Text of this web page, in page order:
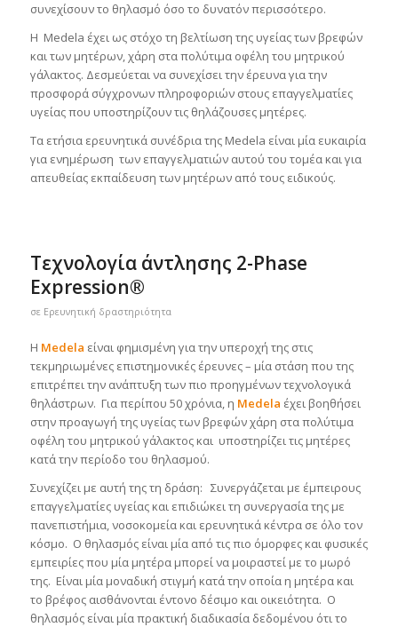
συνεχίσουν το θηλασμό όσο το δυνατόν περισσότερο.
Η Medela έχει ως στόχο τη βελτίωση της υγείας των βρεφών
και των μητέρων, χάρη στα πολύτιμα οφέλη του μητρικού
γάλακτος. Δεσμεύεται να συνεχίσει την έρευνα για την
προσφορά σύγχρονων πληροφοριών στους επαγγελματίες
υγείας που υποστηρίζουν τις θηλάζουσες μητέρες.
Τα ετήσια ερευνητικά συνέδρια της Medela είναι μία ευκαιρία
για ενημέρωση των επαγγελματιών αυτού του τομέα και για
απευθείας εκπαίδευση των μητέρων από τους ειδικούς.
Τεχνολογία άντλησης 2-Phase
Expression®
σε Ερευνητική δραστηριότητα
Η Medela είναι φημισμένη για την υπεροχή της στις
τεκμηριωμένες επιστημονικές έρευνες – μία στάση που της
επιτρέπει την ανάπτυξη των πιο προηγμένων τεχνολογικά
θηλάστρων. Για περίπου 50 χρόνια, η Medela έχει βοηθήσει
στην προαγωγή της υγείας των βρεφών χάρη στα πολύτιμα
οφέλη του μητρικού γάλακτος και υποστηρίζει τις μητέρες
κατά την περίοδο του θηλασμού.
Συνεχίζει με αυτή της τη δράση: Συνεργάζεται με έμπειρους
επαγγελματίες υγείας και επιδιώκει τη συνεργασία της με
πανεπιστήμια, νοσοκομεία και ερευνητικά κέντρα σε όλο τον
κόσμο. Ο θηλασμός είναι μία από τις πιο όμορφες και φυσικές
εμπειρίες που μία μητέρα μπορεί να μοιραστεί με το μωρό
της. Είναι μία μοναδική στιγμή κατά την οποία η μητέρα και
το βρέφος αισθάνονται έντονο δέσιμο και οικειότητα. Ο
θηλασμός είναι μία πρακτική διαδικασία δεδομένου ότι το